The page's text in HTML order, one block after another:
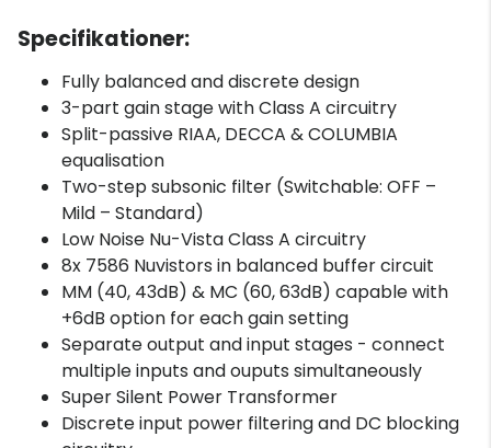
Specifikationer:
Fully balanced and discrete design
3-part gain stage with Class A circuitry
Split-passive RIAA, DECCA & COLUMBIA
equalisation
Two-step subsonic filter (Switchable: OFF –
Mild – Standard)
Low Noise Nu-Vista Class A circuitry
8x 7586 Nuvistors in balanced buffer circuit
MM (40, 43dB) & MC (60, 63dB) capable with
+6dB option for each gain setting
Separate output and input stages - connect
multiple inputs and ouputs simultaneously
Super Silent Power Transformer
Discrete input power filtering and DC blocking